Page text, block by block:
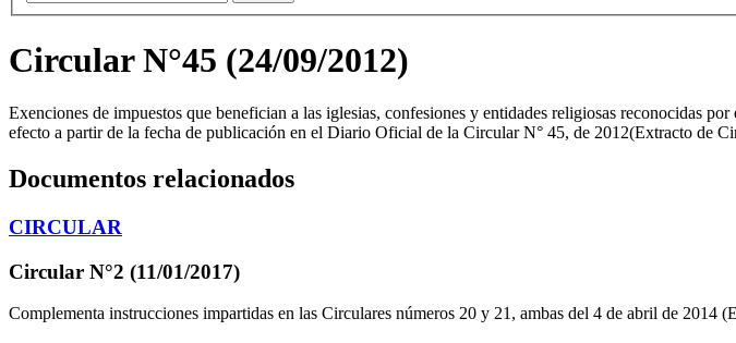
Circular N°45 (24/09/2012)
Exenciones de impuestos que benefician a las iglesias, confesiones y entidades religiosas reconocidas
efecto a partir de la fecha de publicación en el Diario Oficial de la Circular N° 45, de 2012(Extracto de
Documentos relacionados
CIRCULAR
Circular N°2 (11/01/2017)
Complementa instrucciones impartidas en las Circulares números 20 y 21, ambas del 4 de abril de